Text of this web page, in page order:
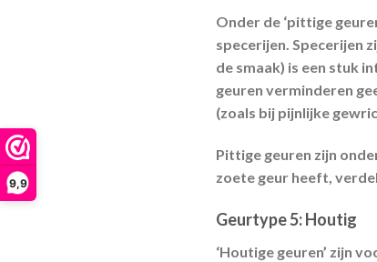
9,9
Onder de ‘pittige
specerijen. Specerijen
de smaak) is een stuk
geuren verminderen
(zoals bij pijnlijke
Pittige geuren zijn
zoete geur heeft,
Geurtype 5:Houtig
‘Houtige geuren’ zijn